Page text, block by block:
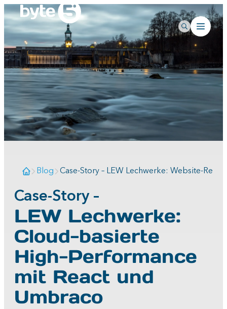
Blog Case-Story – LEW Lechwerke: Website-
Case-Story –
LEW Lechwerke:
Cloud-basierte
High-Performance
mit React und
Umbraco